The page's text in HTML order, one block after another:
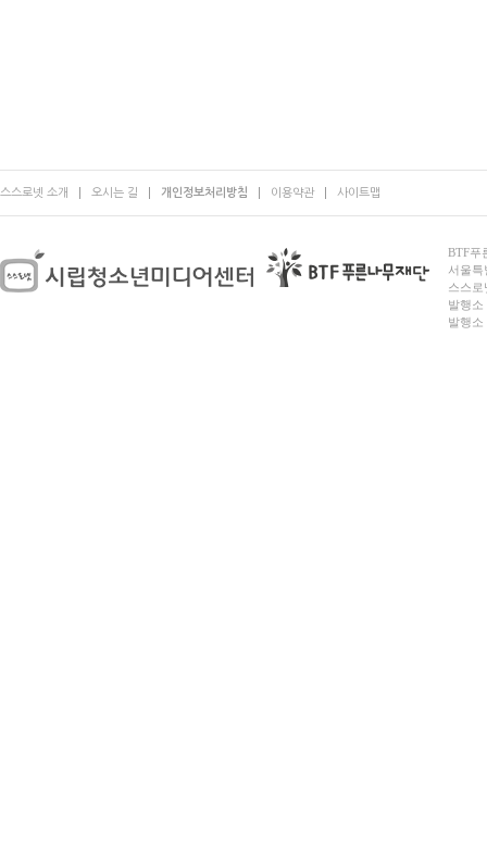
스스로넷 소개 오시는 길 개인정보처리방침 이용약관 사이트맵
BTF푸
서울
스스로
발행소
발행소